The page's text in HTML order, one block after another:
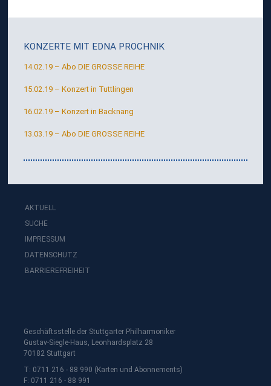
KONZERTE MIT EDNA PROCHNIK
14.02.19 – Abo DIE GROSSE REIHE
15.02.19 – Konzert in Tuttlingen
16.02.19 – Konzert in Backnang
13.03.19 – Abo DIE GROSSE REIHE
AKTUELL
SUCHE
IMPRESSUM
DATENSCHUTZ
BARRIEREFREIHEIT
Geschäftsstelle der Stuttgarter Philharmoniker
Gustav-Siegle-Haus, Leonhardsplatz 28
70182 Stuttgart
T: 0711 216 - 88 990 (Karten und Abonnements)
F: 0711 216 - 88 991